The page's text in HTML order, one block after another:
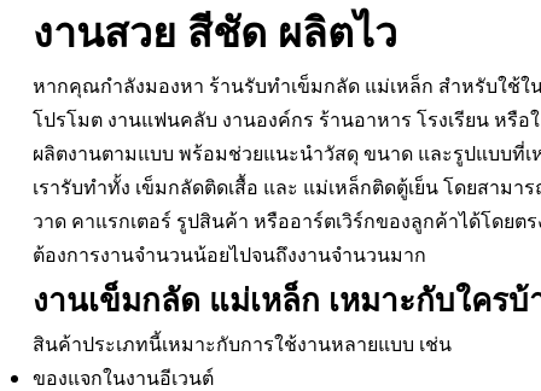
งานสวย สีชัด ผลิตไว
หากคุณกำลังมองหา ร้านรับทำเข็มกลัด แม่เหล็ก สำหรับใช้ใ
โปรโมต งานแฟนคลับ งานองค์กร ร้านอาหาร โรงเรียน หรือ
ผลิตงานตามแบบ พร้อมช่วยแนะนำวัสดุ ขนาด และรูปแบบที่เ
เรารับทำทั้ง เข็มกลัดติดเสื้อ และ แม่เหล็กติดตู้เย็น โดยสามา
วาด คาแรกเตอร์ รูปสินค้า หรืออาร์ตเวิร์กของลูกค้าได้โดยต
ต้องการงานจำนวนน้อยไปจนถึงงานจำนวนมาก
งานเข็มกลัด แม่เหล็ก เหมาะกับใครบ้
สินค้าประเภทนี้เหมาะกับการใช้งานหลายแบบ เช่น
ของแจกในงานอีเวนต์